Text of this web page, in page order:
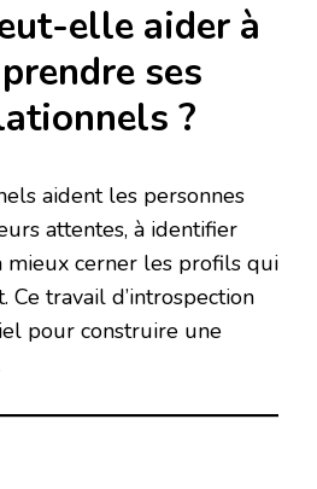
elle aider à
ses
?
aident les personnes
attentes, à identifier
mieux cerner les profils qui
Ce travail d’introspection
pour construire une